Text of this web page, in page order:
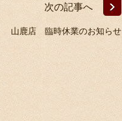
次の記事へ
山鹿店 臨時休業のお知らせ